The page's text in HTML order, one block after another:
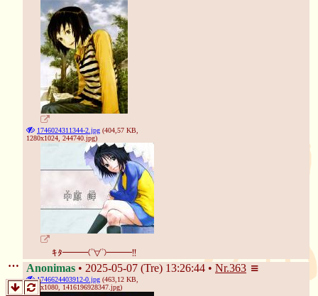
1746024311344-2.jpg (404,57 KB,
1280x1024, 244740.jpg)
ｷﾀ━━━(ﾟ∀ﾟ)━━━!!
Anonimas 2025-05-07 (Tre) 13:26:44 Nr.363
1746624403912-0.jpg (463,12 KB,
1920x1080, 1416196928347.jpg)